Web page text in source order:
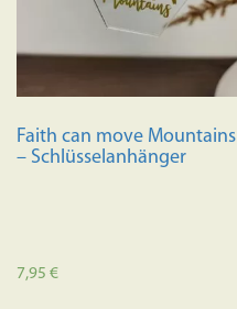
Faith can move Mountains
– Schlüsselanhänger
7,95 €